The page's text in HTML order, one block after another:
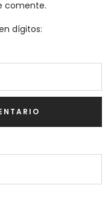
comente.
dígitos: